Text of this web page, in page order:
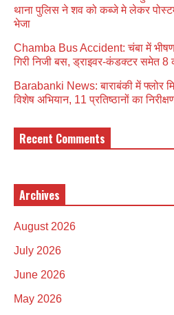
थाना पुलिस ने शव को कब्जे मे लेकर
भेजा
Chamba Bus Accident: चंबा में
गिरी निजी बस, ड्राइवर-कंडक्टर समेत 8
Barabanki News: बाराबंकी में फ्लोर
विशेष अभियान, 11 प्रतिष्ठानों का
Recent Comments
Archives
August 2026
July 2026
June 2026
May 2026